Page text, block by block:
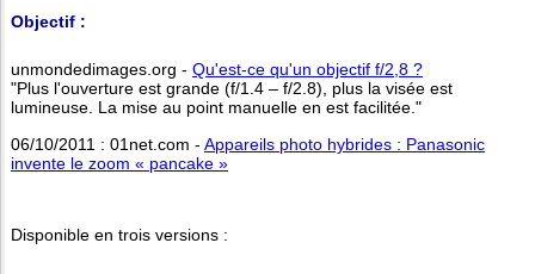
Objectif :
unmondedimages.org - Qu'est-ce qu'un objectif f/2,8 ?
"Plus l'ouverture est grande (f/1.4 – f/2.8), plus la visée est
lumineuse. La mise au point manuelle en est facilitée."
06/10/2011 : 01net.com - Appareils photo hybrides : Panasonic
invente le zoom « pancake »
Disponible en trois versions :